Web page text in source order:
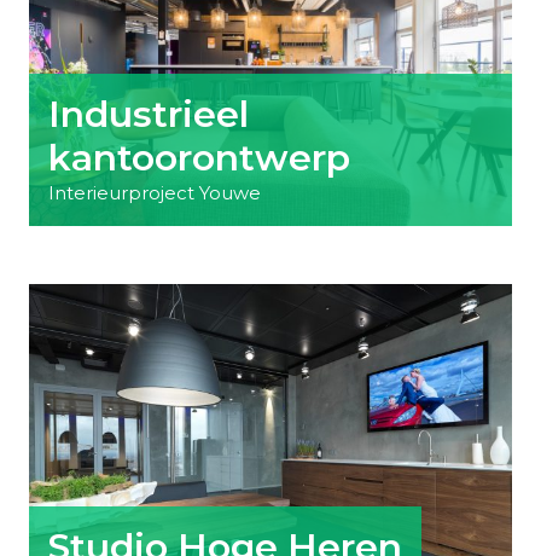
Industrieel
kantoorontwerp
Interieurproject Youwe
Studio Hoge Heren